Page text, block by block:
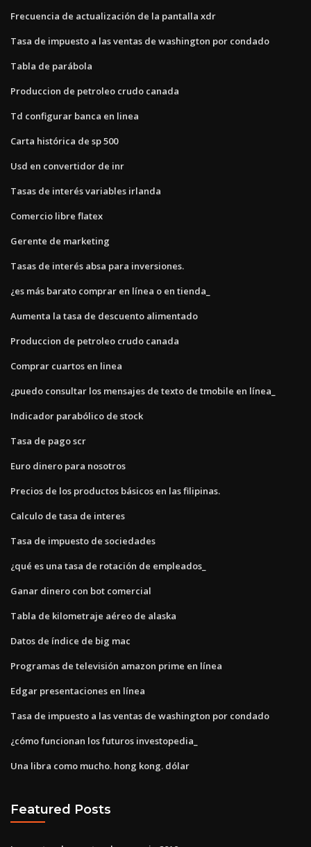
Frecuencia de actualización de la pantalla xdr
Tasa de impuesto a las ventas de washington por condado
Tabla de parábola
Produccion de petroleo crudo canada
Td configurar banca en linea
Carta histórica de sp 500
Usd en convertidor de inr
Tasas de interés variables irlanda
Comercio libre flatex
Gerente de marketing
Tasas de interés absa para inversiones.
¿es más barato comprar en línea o en tienda_
Aumenta la tasa de descuento alimentado
Produccion de petroleo crudo canada
Comprar cuartos en linea
¿puedo consultar los mensajes de texto de tmobile en línea_
Indicador parabólico de stock
Tasa de pago scr
Euro dinero para nosotros
Precios de los productos básicos en las filipinas.
Calculo de tasa de interes
Tasa de impuesto de sociedades
¿qué es una tasa de rotación de empleados_
Ganar dinero con bot comercial
Tabla de kilometraje aéreo de alaska
Datos de índice de big mac
Programas de televisión amazon prime en línea
Edgar presentaciones en línea
Tasa de impuesto a las ventas de washington por condado
¿cómo funcionan los futuros investopedia_
Una libra como mucho. hong kong. dólar
Featured Posts